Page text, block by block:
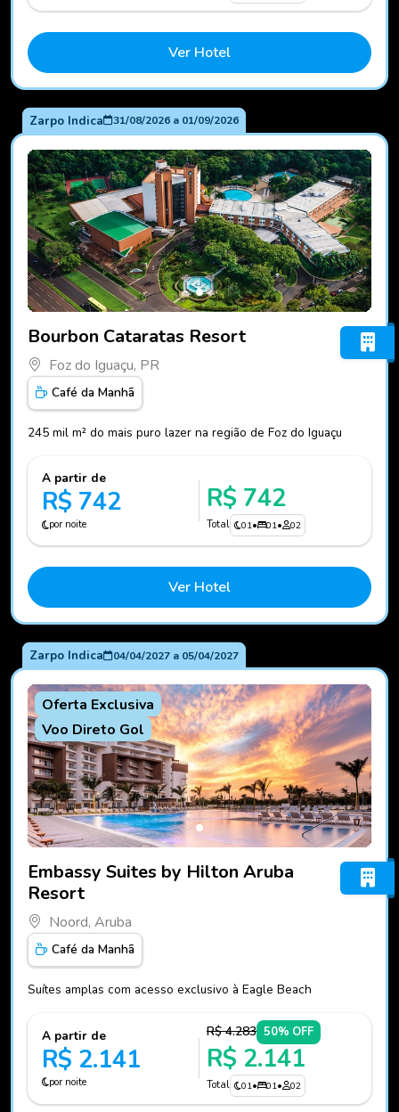
Ver Hotel
Zarpo Indica 31/08/2026a 01/09/2026
Bourbon Cataratas Resort
Foz do Iguaçu, PR
Café da Manhã
245 mil m² do mais puro lazer na região de Foz do Iguaçu
A partir de
R$ 742
por noite
R$ 742
Total 01• 01• 02
Ver Hotel
Zarpo Indica 04/04/2027a 05/04/2027
Oferta Exclusiva
Voo Direto Gol
Fotos do hotel Embassy Suites by Hilton Aruba Resort
Embassy Suites by Hilton Aruba
Resort
Noord, Aruba
Café da Manhã
Suítes amplas com acesso exclusivo à Eagle Beach
A partir de
R$ 2.141
por noite
R$ 4.283 50% OFF
R$ 2.141
Total 01• 01• 02